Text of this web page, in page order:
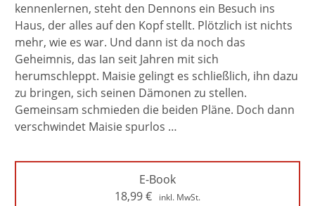
kennenlernen, steht den Dennons ein Besuch ins
Haus, der alles auf den Kopf stellt. Plötzlich ist nichts
mehr, wie es war. Und dann ist da noch das
Geheimnis, das Ian seit Jahren mit sich
herumschleppt. Maisie gelingt es schließlich, ihn dazu
zu bringen, sich seinen Dämonen zu stellen.
Gemeinsam schmieden die beiden Pläne. Doch dann
verschwindet Maisie spurlos …
E-Book
18,99€ inkl. MwSt.